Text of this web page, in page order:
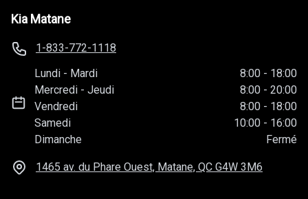
Kia Matane
1-833-772-1118
Lundi - Mardi 8:00 - 18:00
Mercredi -Jeudi 8:00 - 20:00
Vendredi
8:00 - 18:00
Samedi
10:00 - 16:00
Dimanche
Fermé
1465 av. du Phare Ouest, Matane, QC G4W 3M6